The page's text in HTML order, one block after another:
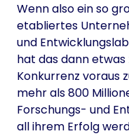
Wenn also ein so
etabliertes
und
hat das dann
Konkurrenz voraus
mehr als 800
Forschungs- und
all ihrem Erfolg